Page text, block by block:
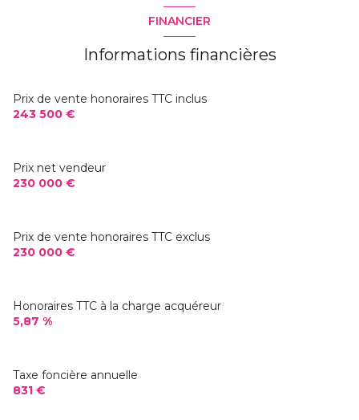
FINANCIER
Informations financières
Prix de vente honoraires TTC inclus
243 500 €
Prix net vendeur
230 000 €
Prix de vente honoraires TTC exclus
230 000 €
Honoraires TTC à la charge acquéreur
5,87 %
Taxe foncière annuelle
831 €